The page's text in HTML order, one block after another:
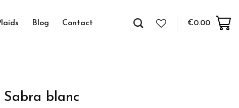
Blog Contact €0.00
Sabra blanc